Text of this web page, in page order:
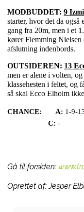
MODBUDDET: 9
starter, hvor det da også
gang fra 20m, men i et
kører Flemming Nielsen
afslutning indenbords.
OUTSIDEREN: 13
men er alene i volten,
klassehesten i feltet, og
så skal Ecco Elholm
CHANCE: A: 1-9-
C: -
Gå til forsiden:
Oprettet af:Jesper